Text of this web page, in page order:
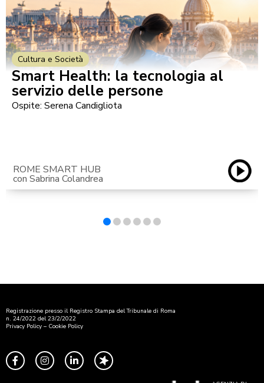
Cultura e Società
Smart Health: la tecnologia al
servizio delle persone
Ospite: Serena Candigliota
ROME SMART HUB
con Sabrina Colandrea
Registrazione presso il Registro Stampa del Tribunale di Roma
n. 24/2022 del 23/2/2022
Privacy Policy – Cookie Policy